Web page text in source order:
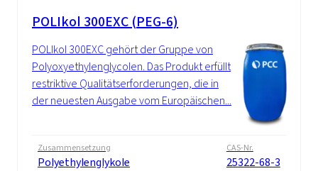
POLIkol 300EXC (PEG-6)
POLIkol 300EXC gehört der Gruppe von
Polyoxyethylenglycolen. Das Produkt erfüllt
restriktive Qualitätserforderungen, die in
der neuesten Ausgabe vom Europäischen...
Zusammensetzung
Polyethylenglykole
CAS-Nr.
25322-68-3